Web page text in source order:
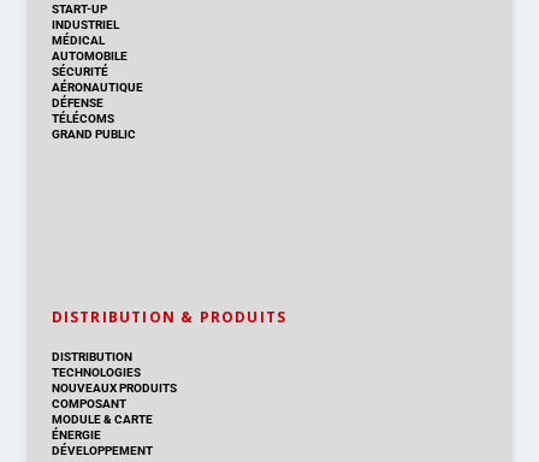
START-UP
INDUSTRIEL
MÉDICAL
AUTOMOBILE
SÉCURITÉ
AÉRONAUTIQUE
DÉFENSE
TÉLÉCOMS
GRAND PUBLIC
DISTRIBUTION & PRODUITS
DISTRIBUTION
TECHNOLOGIES
NOUVEAUX PRODUITS
COMPOSANT
MODULE & CARTE
ÉNERGIE
DÉVELOPPEMENT